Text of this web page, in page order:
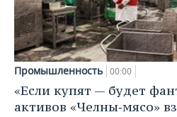
Промышленность 00:00
«Если купят — будет
активов «Челны‑мясо»